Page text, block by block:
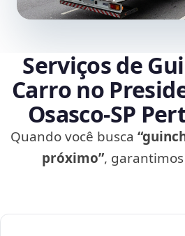
Serviços de
Carro no
Osasco‑SP
Quando você busca
próximo”,